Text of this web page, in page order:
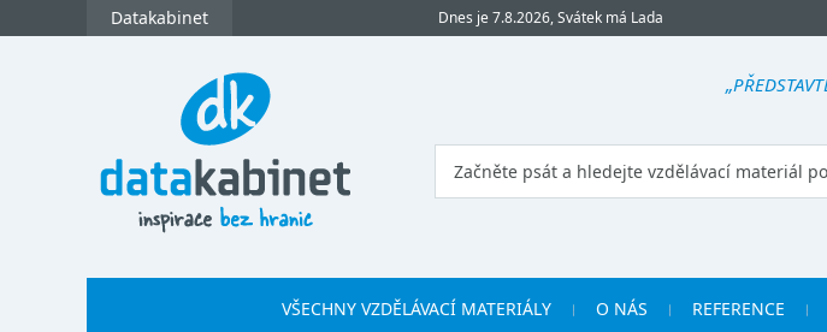
Datakabinet Dnes je 7.8.2026, Svátek má Lada
VŠECHNY VZDĚLÁVACÍ MATERIÁLY O NÁS REFERENCE